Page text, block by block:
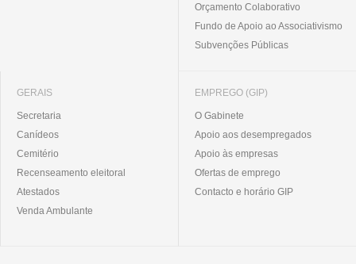
Orçamento Colaborativo
Fundo de Apoio ao Associativismo
Subvenções Públicas
GERAIS
Secretaria
Canídeos
Cemitério
Recenseamento eleitoral
Atestados
Venda Ambulante
EMPREGO (GIP)
O Gabinete
Apoio aos desempregados
Apoio às empresas
Ofertas de emprego
Contacto e horário GIP